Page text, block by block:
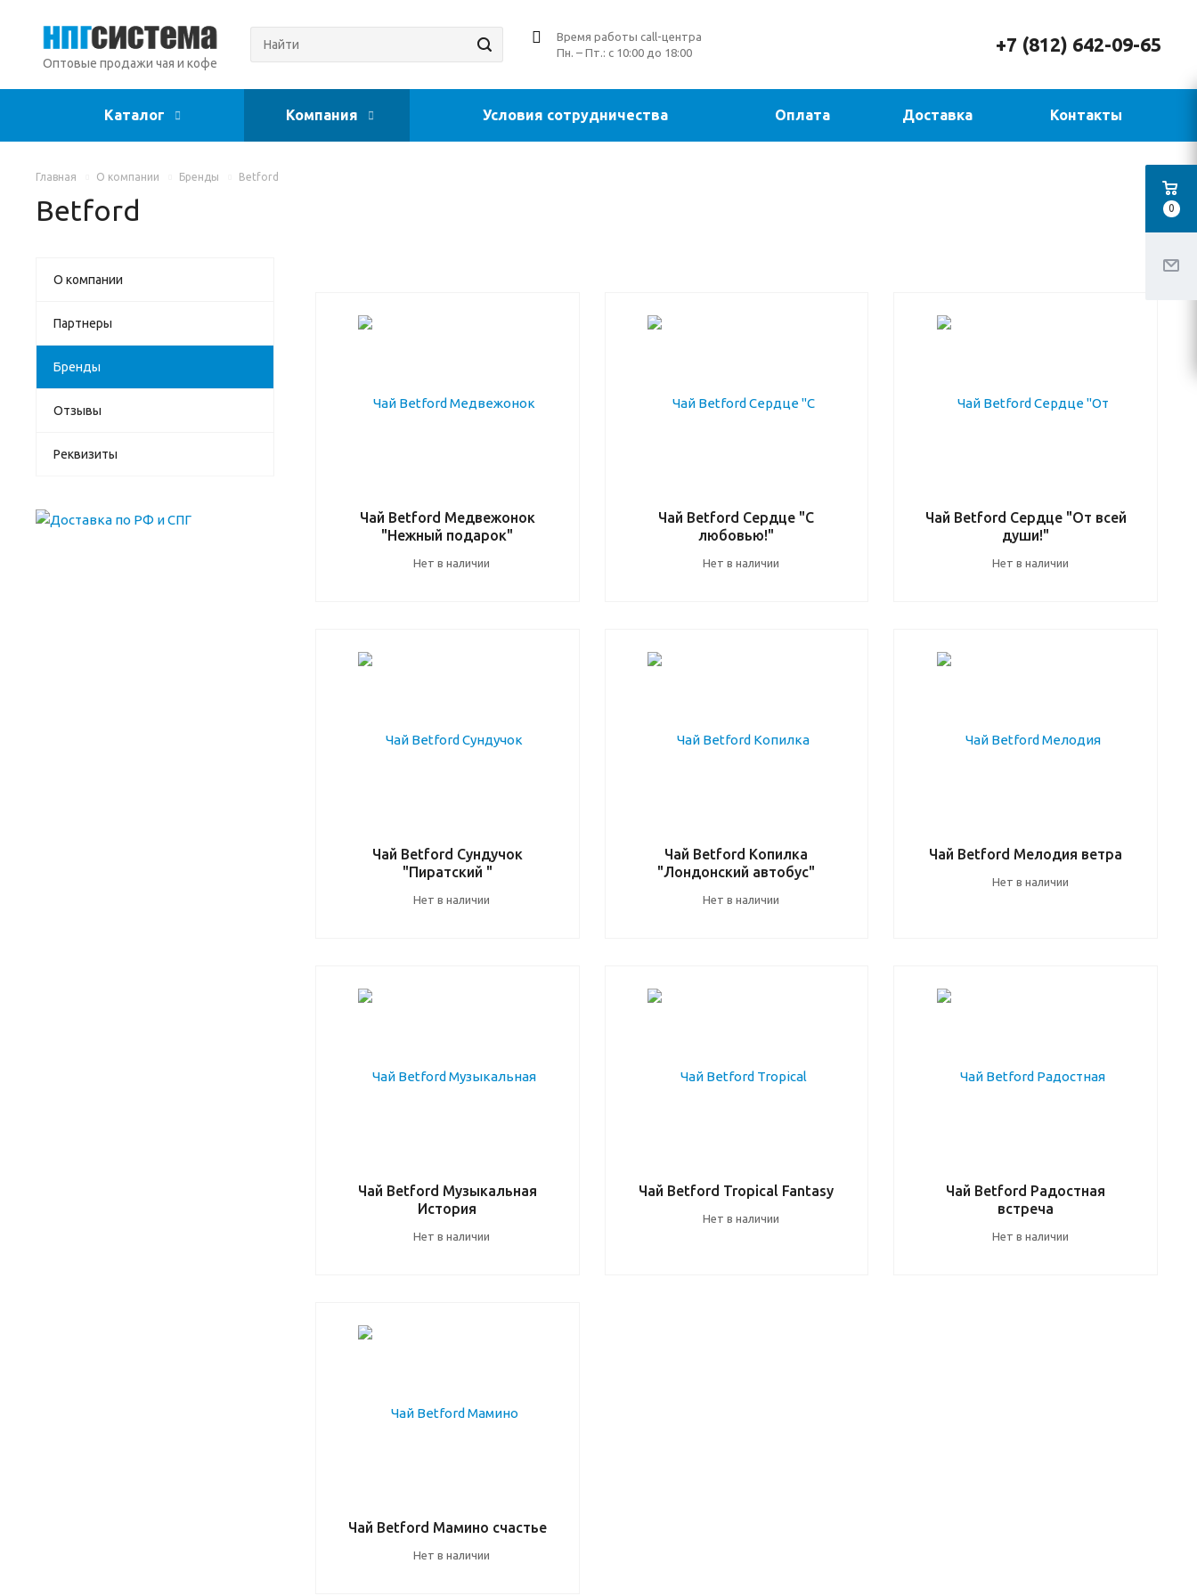
Оптовые продажи чая и кофе
+7 (812) 642-09-65
Время работы call-центра
Пн. – Пт.: с 10:00 до 18:00
Каталог Компания Условия сотрудничества Оплата Доставка Контакты
Главная О компании Бренды Betford
Betford
Чай Betford Медвежонок
"Нежный подарок"
Нет в наличии
Чай Betford Сердце "С
любовью!"
Нет в наличии
Чай Betford Сердце "От всей
души!"
Нет в наличии
Чай Betford Сундучок
"Пиратский "
Нет в наличии
Чай Betford Копилка
"Лондонский автобус"
Нет в наличии
Чай Betford Мелодия ветра
Нет в наличии
Чай Betford Музыкальная
История
Нет в наличии
Чай Betford Tropical Fantasy
Нет в наличии
Чай Betford Радостная
встреча
Нет в наличии
Чай Betford Мамино счастье
Нет в наличии
О компании
Партнеры
Бренды
Отзывы
Реквизиты
0